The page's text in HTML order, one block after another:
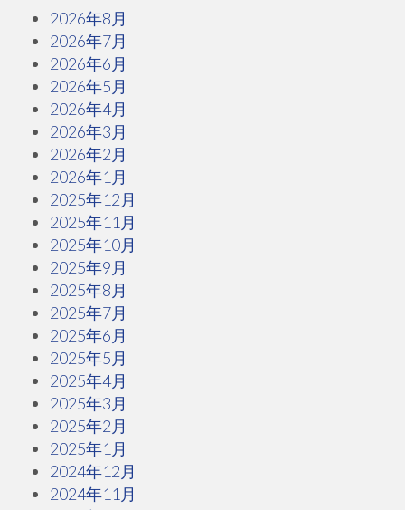
2026年8月
2026年7月
2026年6月
2026年5月
2026年4月
2026年3月
2026年2月
2026年1月
2025年12月
2025年11月
2025年10月
2025年9月
2025年8月
2025年7月
2025年6月
2025年5月
2025年4月
2025年3月
2025年2月
2025年1月
2024年12月
2024年11月